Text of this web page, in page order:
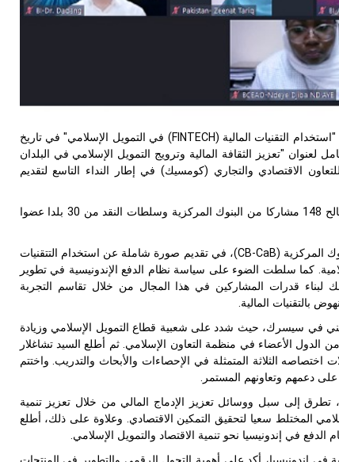
التقنيات المالية (FINTECH) في التمويل الإسلامي" في تاريخ
لعنوان "تعزيز الثقافة المالية وترويج التمويل الإسلامي في البلدان
الاقتصادي والتجاري (كومسيك) في إطار النداء التاسع لتقديم
وقدم الدورة التدريبية خبراء مختصون من بنك إندونيسيا وهيئة الخدمات المالية الإندونيسية لصالح 148 مشاركا من البنوك المركزية وسلطات النقد من 30 بلدا عضوا
المركزية (CB-CaB)، في تقديم صورة شاملة عن استخدام التتقنيات
كما سلطت الضوء على سياسة نظام الدفع الإندونيسية في تطوير
لبناء قدرات المشاركين في هذا المجال من خلال تقاسم التجربة
بالتقنيات المالية.
الفني في سيسرك، حيث شدد على شعبية قطاع التمويل الإسلامي وزيادة
الأعضاء في منظمة التعاون الإسلامي. ثم أطلع السيد تشاغلار
الثلاثة المتمثلة في الإحصاءات والأبحاث والتدريب. واختتم
دعمهم وتعاونهم المستمر.
إلى سبل ووسائل تعزيز الإدماج المالي من خلال تعزيز تنمية
المختلط سعيا لتحقيق التمكين الاقتصادي. وعلاوة على ذلك، أطلع